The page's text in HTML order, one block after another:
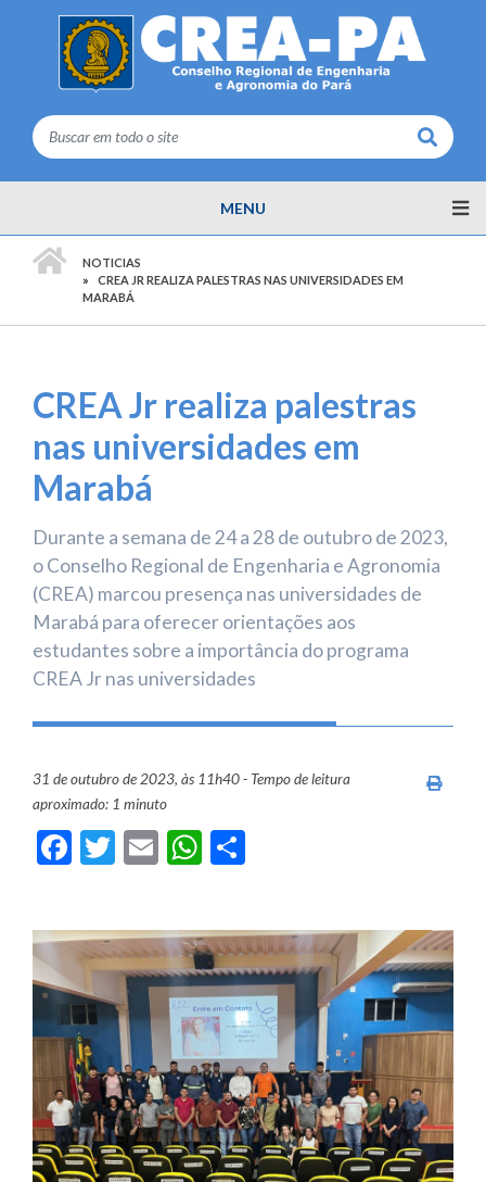
Buscar
MENU
NOTICIAS
CREA JR REALIZA PALESTRAS NAS UNIVERSIDADES EM
MARABÁ
CREA Jr realiza palestras
nas universidades em
Marabá
Durante a semana de 24 a 28 de outubro de 2023,
o Conselho Regional de Engenharia e Agronomia
(CREA) marcou presença nas universidades de
Marabá para oferecer orientações aos
estudantes sobre a importância do programa
CREA Jr nas universidades
31 de outubro de 2023, às 11h40 - Tempo de leitura
aproximado: 1 minuto
Facebook
Twitter
EmailWhatsApp